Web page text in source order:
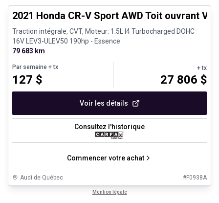
2021 Honda CR-V Sport AWD Toit ouvrant
Traction intégrale, CVT, Moteur: 1.5L I4 Turbocharged DOHC
16V LEV3-ULEV50 190hp - Essence
79 683 km
Par semaine + tx
127 $
+ tx
27 806 $
Voir les détails
Consultez l'historique
Commencer votre achat
Audi de Québec #F0938A
Mention légale
Véhicules d'occasion certifiés